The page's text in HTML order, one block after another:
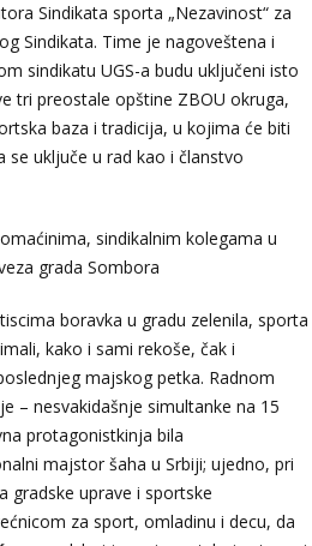
Sindikata sporta „Nezavinost“ za
Sindikata. Time je nagoveštena i
sindikatu UGS-a budu uključeni isto
tri preostale opštine ZBOU okruga,
baza i tradicija, u kojima će biti
uključe u rad kao i članstvo
sindikalnim kolegama u
grada Sombora
boravka u gradu zelenila, sporta
kako i sami rekoše, čak i
majskog petka. Radnom
– nesvakidašnje simultanke na 15
protagonistkinja bila
majstor šaha u Srbiji; ujedno, pri
gradske uprave i sportske
za sport, omladinu i decu, da